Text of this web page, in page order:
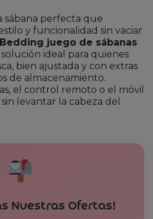
sábana perfecta que
y funcionalidad sin vaciar
juego de sábanas
ideal para quienes
bien ajustada y con extras
de almacenamiento.
el control remoto o el móvil
levantar la cabeza del
Nuestras Ofertas!